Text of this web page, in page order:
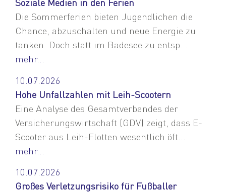
Die Sommerferien bieten Jugendlichen die
Chance, abzuschalten und neue Energie zu
tanken. Doch statt im Badesee zu entsp...
mehr...
10.07.2026
Hohe Unfallzahlen mit Leih-Scootern
Eine Analyse des Gesamtverbandes der
Versicherungswirtschaft (GDV) zeigt, dass E-
Scooter aus Leih-Flotten wesentlich öft...
mehr...
10.07.2026
Großes Verletzungsrisiko für Fußballer